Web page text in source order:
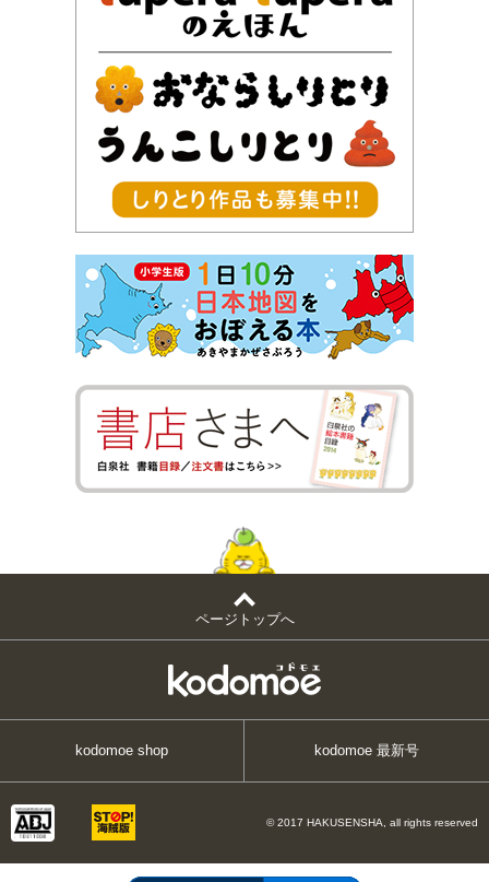
ページトップへ
kodomoe shop kodomoe 最新号
© 2017 HAKUSENSHA, all rights reserved